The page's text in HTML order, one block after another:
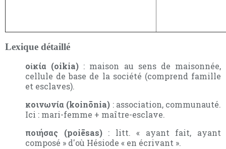
Lexique détaillé
οἰκία (oikia) : maison au sens de maisonnée,
cellule de base de la société (comprend famille
et esclaves).
κοινωνία (koinōnia) : association, communauté.
Ici : mari-femme + maître-esclave.
ποιήσας (poiēsas): litt. « ayant fait, ayant
composé » d'où Hésiode « en écrivant ».